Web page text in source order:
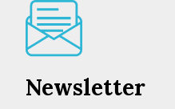
Newsletter